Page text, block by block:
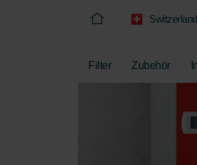
Switzerland
Filter Zubehör